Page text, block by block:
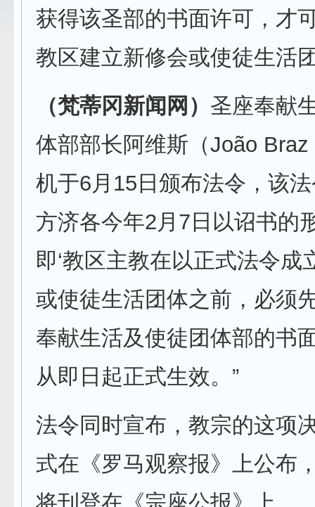
获得该圣部的书面许可，才
教区建立新修会或使徒生活
（梵蒂冈新闻网） 圣座奉献
体部部长阿维斯（João
机于6月15日颁布法令，该
方济各今年2月7日以诏书的
即‘教区主教在以正式法令成
或使徒生活团体之前，必须
奉献生活及使徒团体部的书
从即日起正式生效。”
法令同时宣布，教宗的这项
式在《罗马观察报》上公布
将刊登在《宗座公报》上。